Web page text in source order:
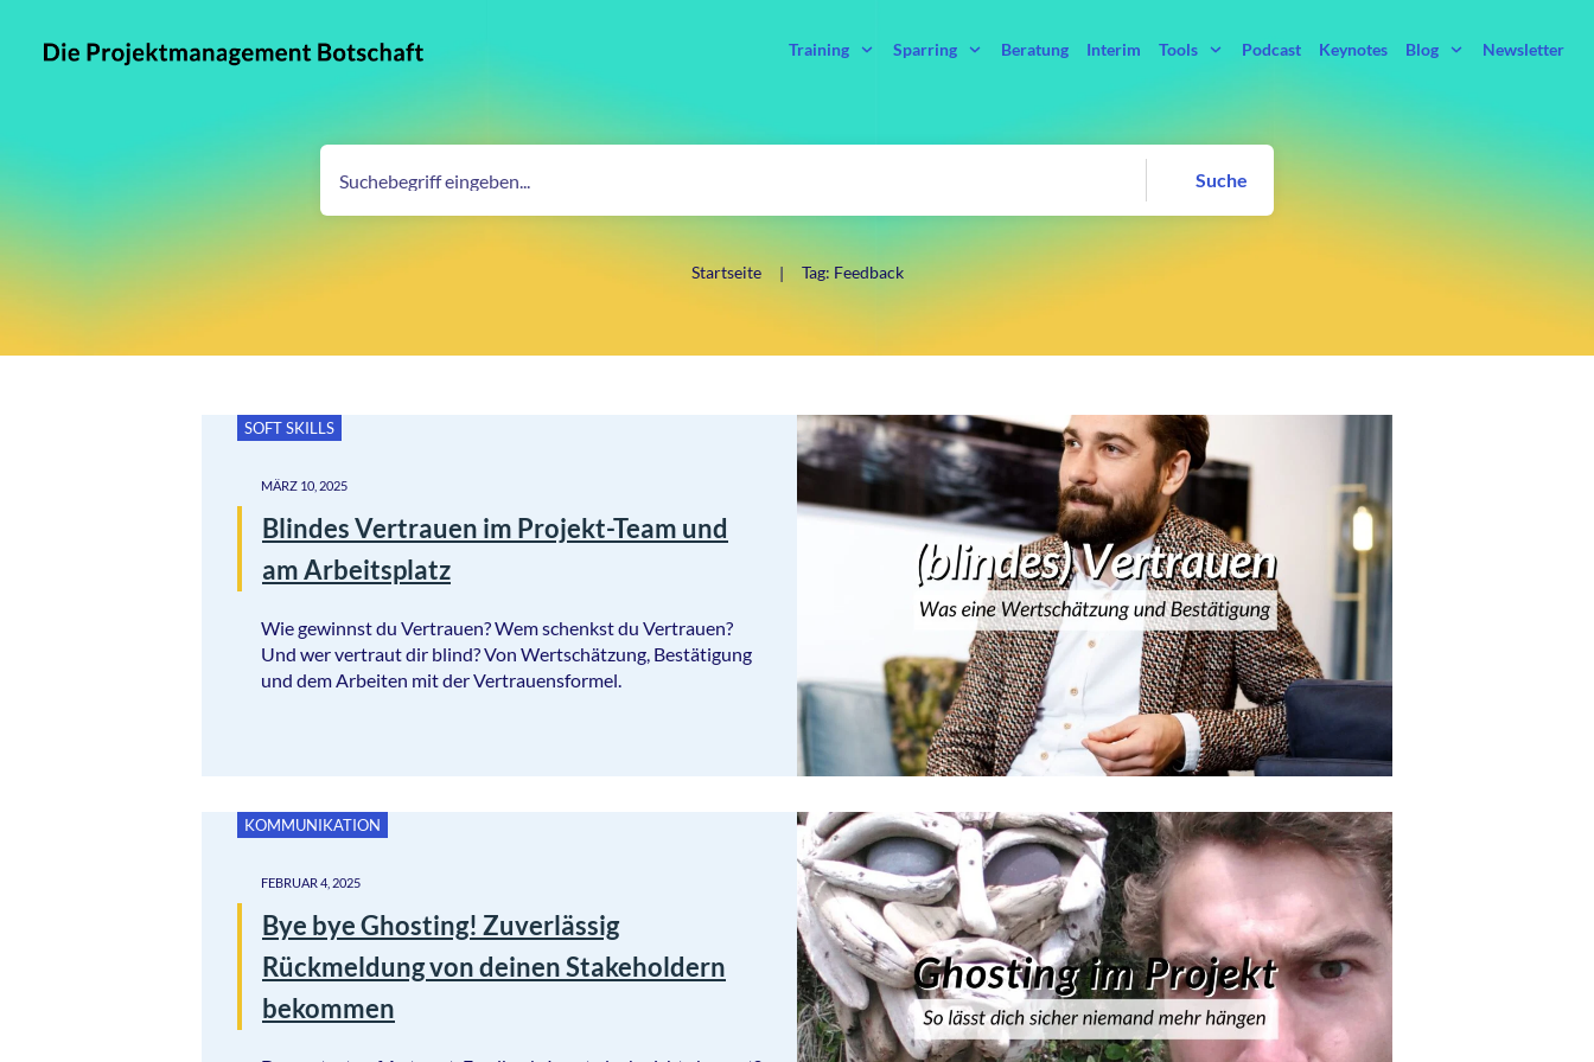
Training Sparring Beratung Interim Tools Podcast Keynotes Blog Newsletter
Suche
Startseite | Tag: Feedback
SOFT SKILLS
MÄRZ 10, 2025
Blindes Vertrauen im Projekt-Team und
am Arbeitsplatz
Wie gewinnst du Vertrauen? Wem schenkst du Vertrauen?
Und wer vertraut dir blind? Von Wertschätzung, Bestätigung
und dem Arbeiten mit der Vertrauensformel.
KOMMUNIKATION
FEBRUAR 4, 2025
Bye bye Ghosting! Zuverlässig
Rückmeldung von deinen Stakeholdern
bekommen